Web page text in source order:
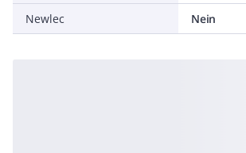
Newlec
Nein